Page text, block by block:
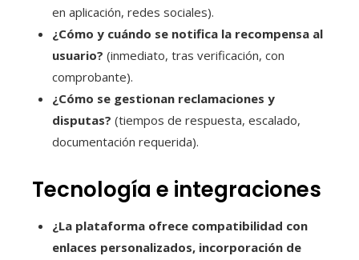
en aplicación, redes sociales).
¿Cómo y cuándo se notifica la recompensa al
usuario? (inmediato, tras verificación, con
comprobante).
¿Cómo se gestionan reclamaciones y
disputas? (tiempos de respuesta, escalado,
documentación requerida).
Tecnología e integraciones
¿La plataforma ofrece compatibilidad con
enlaces personalizados, incorporación de